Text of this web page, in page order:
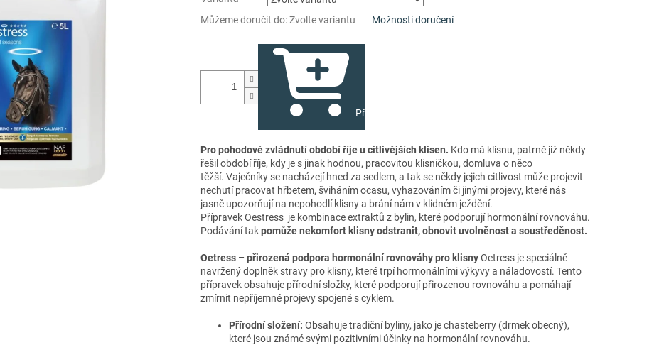
Můžeme doručit do:Zvolte variantu Možnosti doručení
Přidat do košíku
Pro pohodové zvládnutí období říje u citlivějších klisen. Kdo má klisnu, patrně již někdy
řešil období říje, kdy je s jinak hodnou, pracovitou klisničkou, domluva o něco
těžší. Vaječníky se nacházejí hned za sedlem, a tak se někdy jejich citlivost může projevit
nechutí pracovat hřbetem, šviháním ocasu, vyhazováním či jinými projevy, které nás
jasně upozorňují na nepohodlí klisny a brání nám v klidném ježdění.
Přípravek Oestress je kombinace extraktů z bylin, které podporují hormonální rovnováhu.
Podávání takpomůže nekomfort klisny odstranit, obnovit uvolněnost a soustředěnost.
Oetress – přirozená podpora hormonální rovnováhy pro klisnyOetress je speciálně
navržený doplněk stravy pro klisny, které trpí hormonálními výkyvy a náladovostí. Tento
přípravek obsahuje přírodní složky, které podporují přirozenou rovnováhu a pomáhají
zmírnit nepříjemné projevy spojené s cyklem.
Přírodní složení: Obsahuje tradiční byliny, jako je chasteberry (drmek obecný),
které jsou známé svými pozitivními účinky na hormonální rovnováhu.